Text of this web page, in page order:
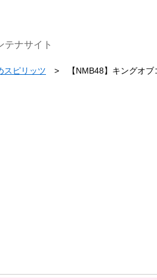
テナサイト
スピリッツ 【NMB48】キングオ